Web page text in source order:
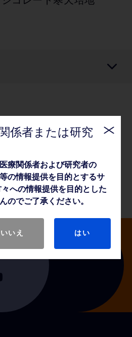
係者または研究
療関係者および研究者の
の情報提供を目的とするサ
への情報提供を目的とした
のでご了承ください。
いいえ はい